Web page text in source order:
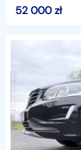
benyza, 170
52 000zł